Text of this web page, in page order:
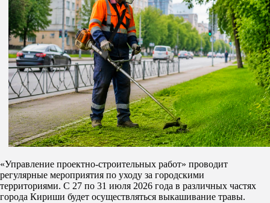
«Управление проектно-строительных работ» проводит
регулярные мероприятия по уходу за городскими
территориями. С 27 по 31 июля 2026 года в различных частях
города Кириши будет осуществляться выкашивание травы.